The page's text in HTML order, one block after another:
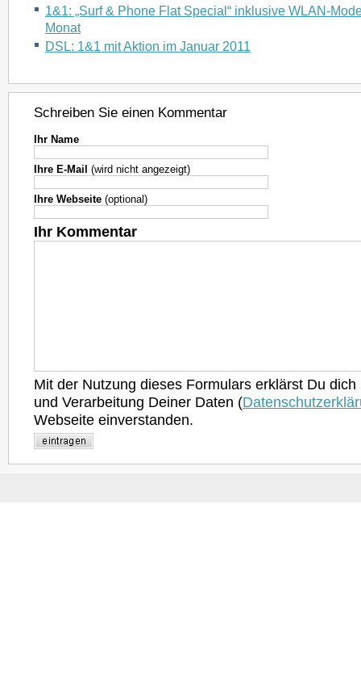
1&1: „Surf & Phone Flat Special“ inklusive WLAN-
Monat
DSL: 1&1 mit Aktion im Januar 2011
Schreiben Sie einen Kommentar
Ihr Name
Ihre E-Mail (wird nicht angezeigt)
Ihre Webseite (optional)
Ihr Kommentar
Mit der Nutzung dieses Formulars erklärst Du
und Verarbeitung Deiner Daten (
Webseite einverstanden.